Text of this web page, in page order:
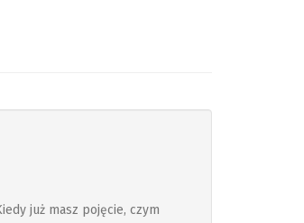
już masz pojęcie, czym